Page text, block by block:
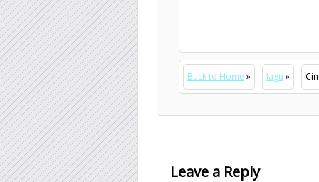
Back to Home » lagu »
Leave a Reply